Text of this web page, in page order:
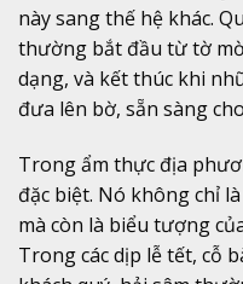
này sang thế hệ khác.
thường bắt đầu từ tờ
dạng, và kết thúc khi
đưa lên bờ, sẵn sàng
Trong ẩm thực địa
đặc biệt. Nó không chỉ
mà còn là biểu tượng
Trong các dịp lễ tết, cỗ